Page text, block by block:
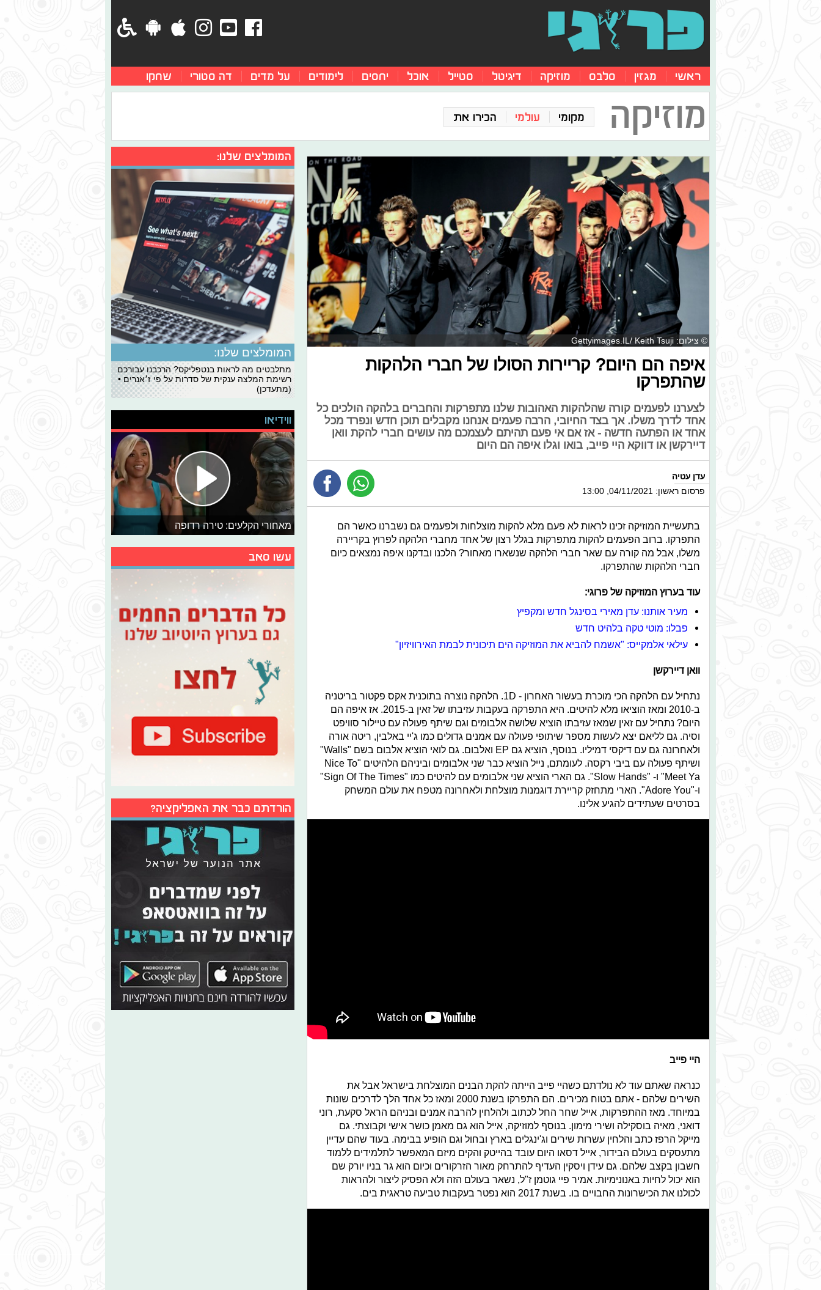
ראשי מגזין סלבס מוזיקה דיגיטל סטייל אוכל יחסים לימודים על מדים דה סטורי שחקו
מוזיקה מקומי עולמי הכירו את
© צילום: Gettyimages.IL/ Keith Tsuji
איפה הם היום? קריירות הסולו של חברי הלהקות
שהתפרקו
לצערנו לפעמים קורה שהלהקות האהובות שלנו מתפרקות והחברים בלהקה הולכים כל
אחד לדרך משלו. אך בצד החיובי, הרבה פעמים אנחנו מקבלים תוכן חדש ונפרד מכל
אחד או הפתעה חדשה - אז אם אי פעם תהיתם לעצמכם מה עושים חברי להקת וואן
דיירקשן או דווקא היי פייב, בואו וגלו איפה הם היום
עדן עטיה
פרסום ראשון: 04/11/2021, 13:00
בתעשיית המוזיקה זכינו לראות לא פעם מלא להקות מוצלחות ולפעמים גם נשברנו כאשר הם
התפרקו. ברוב הפעמים להקות מתפרקות בגלל רצון של אחד מחברי הלהקה לפרוץ בקריירה
משלו, אבל מה קורה עם שאר חברי הלהקה שנשארו מאחור? הלכנו ובדקנו איפה נמצאים כיום
חברי הלהקות שהתפרקו.
עוד בערוץ המוזיקה של פרוגי:
מעיר אותנו: עדן מאירי בסינגל חדש ומקפיץ
פבלו: מוטי טקה בלהיט חדש
עילאי אלמקייס: "אשמח להביא את המוזיקה הים תיכונית לבמת האירוויזיון"
וואן דיירקשן
נתחיל עם הלהקה הכי מוכרת בעשור האחרון - 1D. הלהקה נוצרה בתוכנית אקס פקטור בריטניה
ב-2010 ומאז הוציאו מלא להיטים. היא התפרקה בעקבות עזיבתו של זאין ב-2015. אז איפה הם
היום? נתחיל עם זאין שמאז עזיבתו הוציא שלושה אלבומים וגם שיתף פעולה עם טיילור סוויפט
וסיה. גם לליאם יצא לעשות מספר שיתופי פעולה עם אמנים גדולים כמו ג'יי באלבין, ריטה אורה
ולאחרונה גם עם דיקסי דמיליו. בנוסף, הוציא גם EP ואלבום. גם לואי הוציא אלבום בשם "Walls"
ושיתף פעולה עם ביבי רקסה. לעומתם, נייל הוציא כבר שני אלבומים וביניהם הלהיטים "Nice To
Meet Ya" ו- "Slow Hands". גם הארי הוציא שני אלבומים עם להיטים כמו "Sign Of The Times"
ו-"Adore You". הארי מתחזק קריירת דוגמנות מוצלחת ולאחרונה מטפח את עולם המשחק
בסרטים שעתידים להגיע אלינו.
היי פייב
כנראה שאתם עוד לא נולדתם כשהיי פייב הייתה להקת הבנים המוצלחת בישראל אבל את
השירים שלהם - אתם בטוח מכירים. הם התפרקו בשנת 2000 ומאז כל אחד הלך לדרכים שונות
במיוחד. מאז ההתפרקות, אייל שחר החל לכתוב ולהלחין להרבה אמנים ובניהם הראל סקעת, רוני
דואני, מאיה בוסקילה ושירי מימון. בנוסף למוזיקה, אייל הוא גם מאמן כושר אישי וקבוצתי. גם
מייקל הרפז כתב והלחין עשרות שירים וג'ינגלים בארץ ובחול וגם הופיע בבימה. בעוד שהם עדיין
מתעסקים בעולם הבידור, אייל דסאו היום עובד בהייטק והקים מיזם המאפשר לתלמידים ללמוד
חשבון בקצב שלהם. גם עידן ויסקין העדיף להתרחק מאור הזרקורים וכיום הוא גר בניו יורק שם
הוא יכול לחיות באנונימיות. אמיר פיי גוטמן ז"ל, נשאר בעולם הזה ולא הפסיק ליצור ולהראות
לכולנו את הכישרונות החבויים בו. בשנת 2017 הוא נפטר בעקבות טביעה טראגית בים.
המומלצים שלנו:
המומלצים שלנו:
מתלבטים מה לראות בנטפליקס? הרכבנו עבורכם
רשימת המלצה ענקית של סדרות על פי ז׳אנרים •
(מתעדכן)
ווידיאו
מאחורי הקלעים: טירה רדופה
עשו סאב
הורדתם כבר את האפליקציה?